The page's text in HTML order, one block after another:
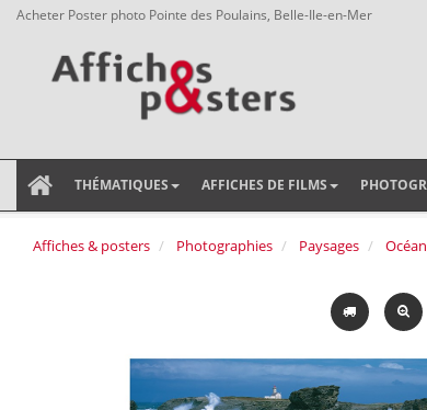
Acheter Poster photo Pointe des Poulains, Belle-Ile-en-Mer
THÉMATIQUES AFFICHES DE FILMS
Affiches & posters Photographies Paysages